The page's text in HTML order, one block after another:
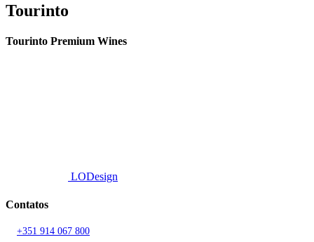
Tourinto
Tourinto Premium Wines
LODesign
Contatos
+351 914 067 800